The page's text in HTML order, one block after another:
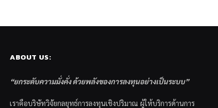
ABOUT US:
“ยกระดับความมั่งคั่ง ด้วยพลังของการลงทุนอย่างเป็นระบบ”
เราคือบริษัทวิจัยกลยุทธ์การลงทุนเชิงปริมาณ ผู้ให้บริการด้านการ